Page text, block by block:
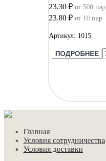
23.30 ₽ от 500 пар
23.80 ₽ от 10 пар
Артикул: 1015
ПОДРОБНЕЕ
Главная
Условия сотрудничества
Условия доставки